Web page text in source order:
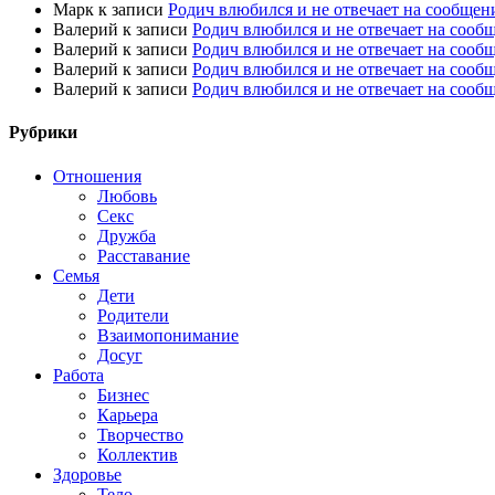
Марк к записи Родич влюбился и не отвечает на
Валерий к записи Родич влюбился и не отвечает на
Валерий к записи Родич влюбился и не отвечает на
Валерий к записи Родич влюбился и не отвечает на
Валерий к записи Родич влюбился и не отвечает на
Рубрики
Отношения
Любовь
Секс
Дружба
Расставание
Семья
Дети
Родители
Взаимопонимание
Досуг
Работа
Бизнес
Карьера
Творчество
Коллектив
Здоровье